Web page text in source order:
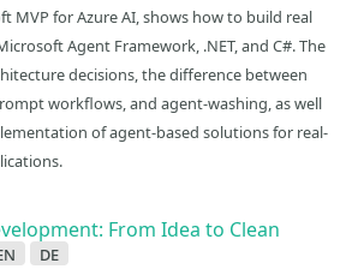
MVP for Azure AI, shows how to build real
Agent Framework, .NET, and C#. The
decisions, the difference between
workflows, and agent-washing, as well
of agent-based solutions for real-
From Idea to Clean
de